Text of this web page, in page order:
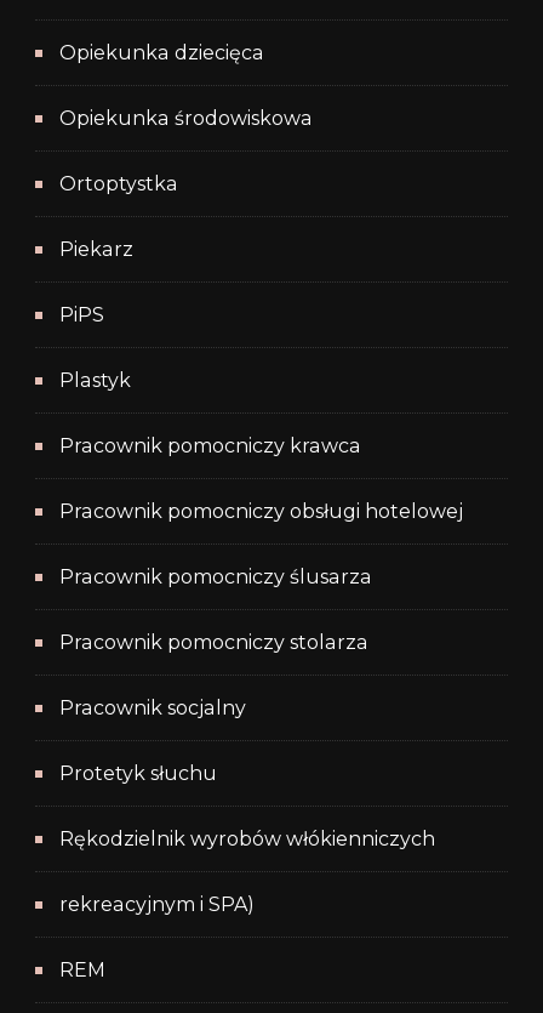
Opiekunka dziecięca
Opiekunka środowiskowa
Ortoptystka
Piekarz
PiPS
Plastyk
Pracownik pomocniczy krawca
Pracownik pomocniczy obsługi hotelowej
Pracownik pomocniczy ślusarza
Pracownik pomocniczy stolarza
Pracownik socjalny
Protetyk słuchu
Rękodzielnik wyrobów włókienniczych
rekreacyjnym i SPA)
REM